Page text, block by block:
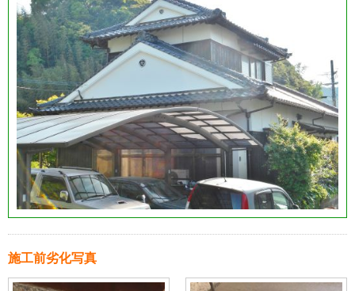
施工前劣化写真